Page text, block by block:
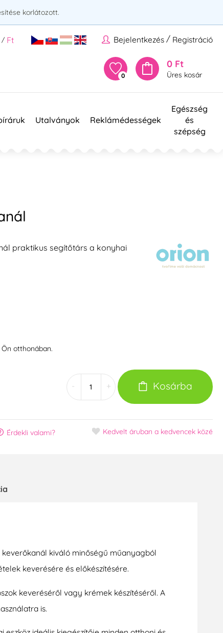
korlátozott.
Bejelentkezés / Registráció
/ Ft
0
0 Ft
Üres kosár
Utalványok Reklámédességek
Egészség
és
szépség
praktikus segítőtárs a konyhai
otthonában.
+ Kosárba
Érdekli valami? Kedvelt áruban a kedvencek közé
kiváló minőségű műanyagból
keverésére és előkészítésére.
keveréséről vagy krémek készítéséről. A
is.